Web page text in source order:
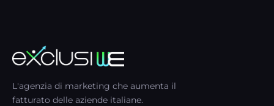
L'agenzia di marketing che aumenta il
fatturato delle aziende italiane.